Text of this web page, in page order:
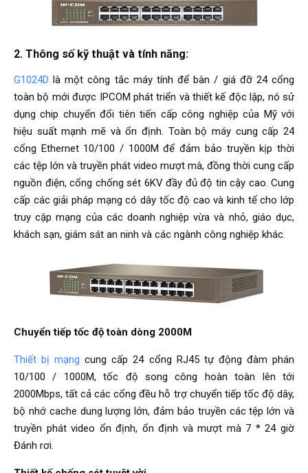
2. Thông số kỹ thuật và tính năng:
G1024D là một công tắc máy tính để bàn / giá đỡ 24 cổng
toàn bộ mới được IPCOM phát triển và thiết kế độc lập, nó sử
dụng chip chuyển đổi tiên tiến cấp công nghiệp của Mỹ với
hiệu suất mạnh mẽ và ổn định. Toàn bộ máy cung cấp 24
cổng Ethernet 10/100 / 1000M để đảm bảo truyền kịp thời
các tệp lớn và truyền phát video mượt mà, đồng thời cung cấp
nguồn điện, cổng chống sét 6KV đầy đủ độ tin cậy cao. Cung
cấp các giải pháp mạng có dây tốc độ cao và kinh tế cho lớp
truy cập mạng của các doanh nghiệp vừa và nhỏ, giáo dục,
khách sạn, giám sát an ninh và các ngành công nghiệp khác.
Chuyển tiếp tốc độ toàn dòng 2000M
Thiết bị mạng cung cấp 24 cổng RJ45 tự động đàm phán
10/100 / 1000M, tốc độ song công hoàn toàn lên tới
2000Mbps, tất cả các cổng đều hỗ trợ chuyển tiếp tốc độ dây,
bộ nhớ cache dung lượng lớn, đảm bảo truyền các tệp lớn và
truyền phát video ổn định, ổn định và mượt mà 7 * 24 giờ
Đánh rơi.